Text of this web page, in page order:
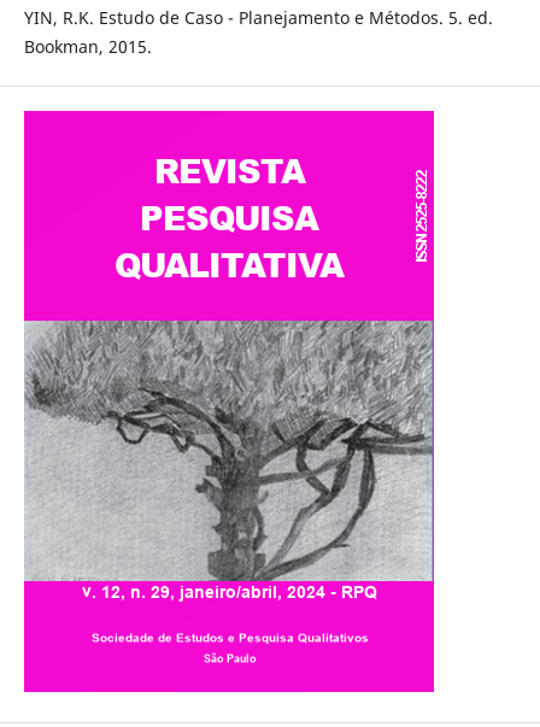
YIN, R.K. Estudo de Caso - Planejamento e Métodos. 5. ed.
Bookman, 2015.